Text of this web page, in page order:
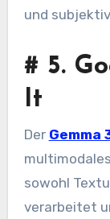
und
# 5.
It
Der Gemma
sowohl
verarbeitet